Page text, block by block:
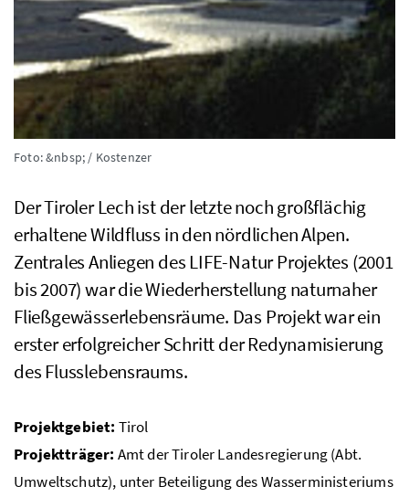
Foto: &nbsp; / Kostenzer
Der Tiroler Lech ist der letzte noch großflächig
erhaltene Wildfluss in den nördlichen Alpen.
Zentrales Anliegen desLIFE-Natur Projektes (2001
bis 2007) war die Wiederherstellung naturnaher
Fließgewässerlebensräume. Das Projekt war ein
erster erfolgreicher Schritt der Redynamisierung
des Flusslebensraums.
Projektgebiet: Tirol
Projektträger: Amt der Tiroler Landesregierung (Abt.
Umweltschutz), unter Beteiligung des Wasserministeriums